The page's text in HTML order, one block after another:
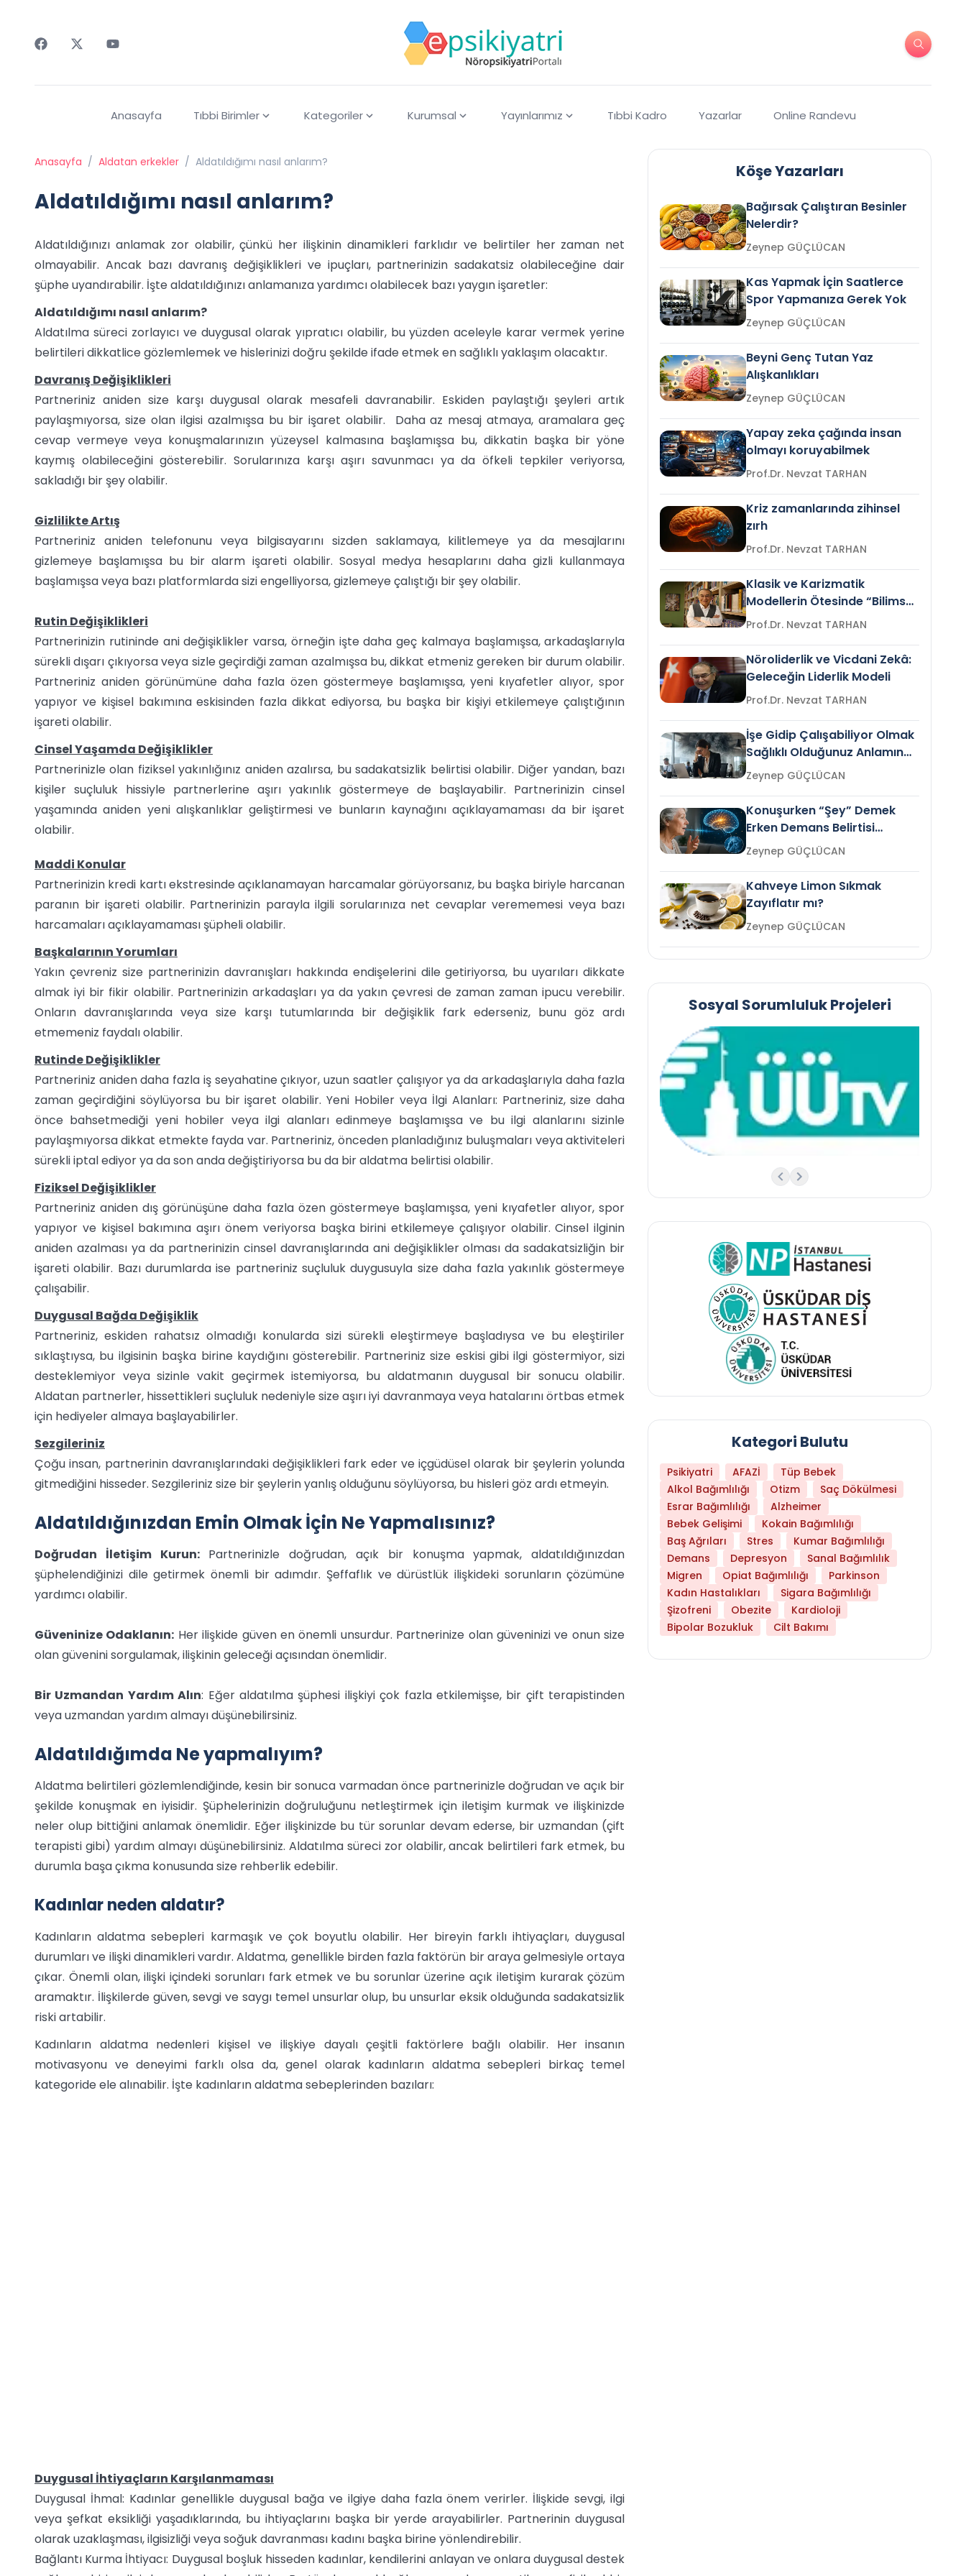
Anasayfa Tıbbi Birimler Kategoriler Kurumsal Yayınlarımız Tıbbi Kadro Yazarlar Online Randevu
Anasayfa / Aldatan erkekler / Aldatıldığımı nasıl anlarım?
Aldatıldığımı nasıl anlarım?
Aldatıldığınızı anlamak zor olabilir, çünkü her ilişkinin dinamikleri farklıdır ve belirtiler her zaman net
olmayabilir. Ancak bazı davranış değişiklikleri ve ipuçları, partnerinizin sadakatsiz olabileceğine dair
şüphe uyandırabilir. İşte aldatıldığınızı anlamanıza yardımcı olabilecek bazı yaygın işaretler:
Aldatıldığımı nasıl anlarım?
Aldatılma süreci zorlayıcı ve duygusal olarak yıpratıcı olabilir, bu yüzden aceleyle karar vermek yerine
belirtileri dikkatlice gözlemlemek ve hislerinizi doğru şekilde ifade etmek en sağlıklı yaklaşım olacaktır.
Davranış Değişiklikleri
Partneriniz aniden size karşı duygusal olarak mesafeli davranabilir. Eskiden paylaştığı şeyleri artık
paylaşmıyorsa, size olan ilgisi azalmışsa bu bir işaret olabilir. Daha az mesaj atmaya, aramalara geç
cevap vermeye veya konuşmalarınızın yüzeysel kalmasına başlamışsa bu, dikkatin başka bir yöne
kaymış olabileceğini gösterebilir. Sorularınıza karşı aşırı savunmacı ya da öfkeli tepkiler veriyorsa,
sakladığı bir şey olabilir.
Gizlilikte Artış
Partneriniz aniden telefonunu veya bilgisayarını sizden saklamaya, kilitlemeye ya da mesajlarını
gizlemeye başlamışsa bu bir alarm işareti olabilir. Sosyal medya hesaplarını daha gizli kullanmaya
başlamışsa veya bazı platformlarda sizi engelliyorsa, gizlemeye çalıştığı bir şey olabilir.
Rutin Değişiklikleri
Partnerinizin rutininde ani değişiklikler varsa, örneğin işte daha geç kalmaya başlamışsa, arkadaşlarıyla
sürekli dışarı çıkıyorsa veya sizle geçirdiği zaman azalmışsa bu, dikkat etmeniz gereken bir durum olabilir.
Partneriniz aniden görünümüne daha fazla özen göstermeye başlamışsa, yeni kıyafetler alıyor, spor
yapıyor ve kişisel bakımına eskisinden fazla dikkat ediyorsa, bu başka bir kişiyi etkilemeye çalıştığının
işareti olabilir.
Cinsel Yaşamda Değişiklikler
Partnerinizle olan fiziksel yakınlığınız aniden azalırsa, bu sadakatsizlik belirtisi olabilir. Diğer yandan, bazı
kişiler suçluluk hissiyle partnerlerine aşırı yakınlık göstermeye de başlayabilir. Partnerinizin cinsel
yaşamında aniden yeni alışkanlıklar geliştirmesi ve bunların kaynağını açıklayamaması da bir işaret
olabilir.
Maddi Konular
Partnerinizin kredi kartı ekstresinde açıklanamayan harcamalar görüyorsanız, bu başka biriyle harcanan
paranın bir işareti olabilir. Partnerinizin parayla ilgili sorularınıza net cevaplar verememesi veya bazı
harcamaları açıklayamaması şüpheli olabilir.
Başkalarının Yorumları
Yakın çevreniz size partnerinizin davranışları hakkında endişelerini dile getiriyorsa, bu uyarıları dikkate
almak iyi bir fikir olabilir. Partnerinizin arkadaşları ya da yakın çevresi de zaman zaman ipucu verebilir.
Onların davranışlarında veya size karşı tutumlarında bir değişiklik fark ederseniz, bunu göz ardı
etmemeniz faydalı olabilir.
Rutinde Değişiklikler
Partneriniz aniden daha fazla iş seyahatine çıkıyor, uzun saatler çalışıyor ya da arkadaşlarıyla daha fazla
zaman geçirdiğini söylüyorsa bu bir işaret olabilir. Yeni Hobiler veya İlgi Alanları: Partneriniz, size daha
önce bahsetmediği yeni hobiler veya ilgi alanları edinmeye başlamışsa ve bu ilgi alanlarını sizinle
paylaşmıyorsa dikkat etmekte fayda var. Partneriniz, önceden planladığınız buluşmaları veya aktiviteleri
sürekli iptal ediyor ya da son anda değiştiriyorsa bu da bir aldatma belirtisi olabilir.
Fiziksel Değişiklikler
Partneriniz aniden dış görünüşüne daha fazla özen göstermeye başlamışsa, yeni kıyafetler alıyor, spor
yapıyor ve kişisel bakımına aşırı önem veriyorsa başka birini etkilemeye çalışıyor olabilir. Cinsel ilginin
aniden azalması ya da partnerinizin cinsel davranışlarında ani değişiklikler olması da sadakatsizliğin bir
işareti olabilir. Bazı durumlarda ise partneriniz suçluluk duygusuyla size daha fazla yakınlık göstermeye
çalışabilir.
Duygusal Bağda Değişiklik
Partneriniz, eskiden rahatsız olmadığı konularda sizi sürekli eleştirmeye başladıysa ve bu eleştiriler
sıklaştıysa, bu ilgisinin başka birine kaydığını gösterebilir. Partneriniz size eskisi gibi ilgi göstermiyor, sizi
desteklemiyor veya sizinle vakit geçirmek istemiyorsa, bu aldatmanın duygusal bir sonucu olabilir.
Aldatan partnerler, hissettikleri suçluluk nedeniyle size aşırı iyi davranmaya veya hatalarını örtbas etmek
için hediyeler almaya başlayabilirler.
Sezgileriniz
Çoğu insan, partnerinin davranışlarındaki değişiklikleri fark eder ve içgüdüsel olarak bir şeylerin yolunda
gitmediğini hisseder. Sezgileriniz size bir şeylerin yanlış olduğunu söylüyorsa, bu hisleri göz ardı etmeyin.
Aldatıldığınızdan Emin Olmak İçin Ne Yapmalısınız?
Doğrudan İletişim Kurun:Partnerinizle doğrudan, açık bir konuşma yapmak, aldatıldığınızdan
şüphelendiğinizi dile getirmek önemli bir adımdır. Şeffaflık ve dürüstlük ilişkideki sorunların çözümüne
yardımcı olabilir.
Güveninize Odaklanın: Her ilişkide güven en önemli unsurdur. Partnerinize olan güveninizi ve onun size
olan güvenini sorgulamak, ilişkinin geleceği açısından önemlidir.
Bir Uzmandan Yardım Alın: Eğer aldatılma şüphesi ilişkiyi çok fazla etkilemişse, bir çift terapistinden
veya uzmandan yardım almayı düşünebilirsiniz.
Aldatıldığımda Ne yapmalıyım?
Aldatma belirtileri gözlemlendiğinde, kesin bir sonuca varmadan önce partnerinizle doğrudan ve açık bir
şekilde konuşmak en iyisidir. Şüphelerinizin doğruluğunu netleştirmek için iletişim kurmak ve ilişkinizde
neler olup bittiğini anlamak önemlidir. Eğer ilişkinizde bu tür sorunlar devam ederse, bir uzmandan (çift
terapisti gibi) yardım almayı düşünebilirsiniz. Aldatılma süreci zor olabilir, ancak belirtileri fark etmek, bu
durumla başa çıkma konusunda size rehberlik edebilir.
Kadınlar neden aldatır?
Kadınların aldatma sebepleri karmaşık ve çok boyutlu olabilir. Her bireyin farklı ihtiyaçları, duygusal
durumları ve ilişki dinamikleri vardır. Aldatma, genellikle birden fazla faktörün bir araya gelmesiyle ortaya
çıkar. Önemli olan, ilişki içindeki sorunları fark etmek ve bu sorunlar üzerine açık iletişim kurarak çözüm
aramaktır. İlişkilerde güven, sevgi ve saygı temel unsurlar olup, bu unsurlar eksik olduğunda sadakatsizlik
riski artabilir.
Kadınların aldatma nedenleri kişisel ve ilişkiye dayalı çeşitli faktörlere bağlı olabilir. Her insanın
motivasyonu ve deneyimi farklı olsa da, genel olarak kadınların aldatma sebepleri birkaç temel
kategoride ele alınabilir. İşte kadınların aldatma sebeplerinden bazıları:
Duygusal İhtiyaçların Karşılanmaması
Duygusal İhmal: Kadınlar genellikle duygusal bağa ve ilgiye daha fazla önem verirler. İlişkide sevgi, ilgi
veya şefkat eksikliği yaşadıklarında, bu ihtiyaçlarını başka bir yerde arayabilirler. Partnerinin duygusal
olarak uzaklaşması, ilgisizliği veya soğuk davranması kadını başka birine yönlendirebilir.
Bağlantı Kurma İhtiyacı: Duygusal boşluk hisseden kadınlar, kendilerini anlayan ve onlara duygusal destek
Köşe Yazarları
Bağırsak Çalıştıran Besinler
Nelerdir?
Zeynep GÜÇLÜCAN
Kas Yapmak İçin Saatlerce
Spor Yapmanıza Gerek Yok
Zeynep GÜÇLÜCAN
Beyni Genç Tutan Yaz
Alışkanlıkları
Zeynep GÜÇLÜCAN
Yapay zeka çağında insan
olmayı koruyabilmek
Prof.Dr. Nevzat TARHAN
Kriz zamanlarında zihinsel
zırh
Prof.Dr. Nevzat TARHAN
Klasik ve Karizmatik
Modellerin Ötesinde “Bilimsel
Liderlik”
Prof.Dr. Nevzat TARHAN
Nöroliderlik ve Vicdani Zekâ:
Geleceğin Liderlik Modeli
Prof.Dr. Nevzat TARHAN
İşe Gidip Çalışabiliyor Olmak
Sağlıklı Olduğunuz Anlamına
Gelir mi?Zeynep GÜÇLÜCAN
Konuşurken “Şey” Demek
Erken Demans Belirtisi
Olabilir mi?Zeynep GÜÇLÜCAN
Kahveye Limon Sıkmak
Zayıflatır mı?
Zeynep GÜÇLÜCAN
Sosyal Sorumluluk Projeleri
Kategori Bulutu
Psikiyatri AFAZİ
Tüp Bebek
Alkol Bağımlılığı
Otizm
Saç Dökülmesi
Esrar Bağımlılığı
Alzheimer
Bebek Gelişimi
Kokain Bağımlılığı
Baş Ağrıları
Stres
Kumar Bağımlılığı
Demans
Depresyon
Sanal Bağımlılık
Migren
Opiat Bağımlılığı
Parkinson
Kadın Hastalıkları
Sigara Bağımlılığı
Şizofreni
Obezite
Kardioloji
Bipolar Bozukluk
Cilt Bakımı